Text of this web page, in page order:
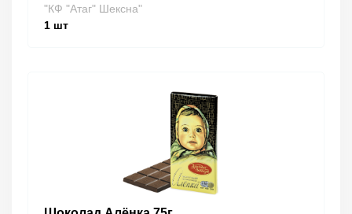
"КФ "Атаг" Шексна"
1 шт